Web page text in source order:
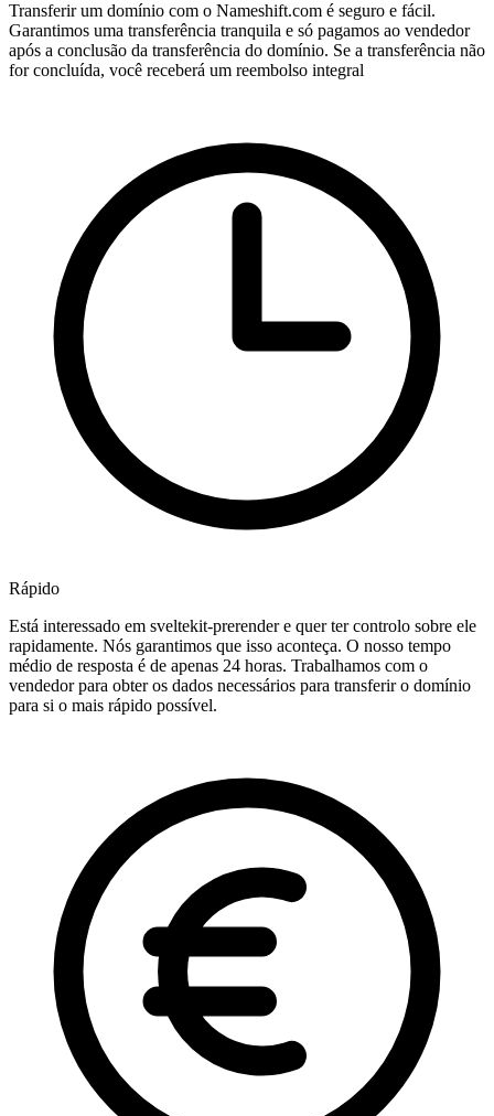
Transferir um domínio com o Nameshift.com é seguro e fácil.
Garantimos uma transferência tranquila e só pagamos ao vendedor
após a conclusão da transferência do domínio. Se a transferência não
for concluída, você receberá um reembolso integral
Rápido
Está interessado em sveltekit-prerender e quer ter controlo sobre ele
rapidamente. Nós garantimos que isso aconteça. O nosso tempo
médio de resposta é de apenas 24 horas. Trabalhamos com o
vendedor para obter os dados necessários para transferir o domínio
para si o mais rápido possível.